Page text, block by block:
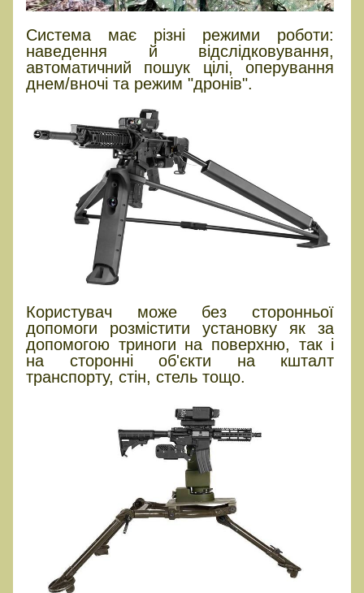
Система має різні режими роботи:
наведення й відслідковування,
автоматичний пошук цілі, оперування
днем/вночі та режим "дронів".
Користувач може без сторонньої
допомоги розмістити установку як за
допомогою триноги на поверхню, так і
на сторонні об'єкти на кшталт
транспорту, стін, стель тощо.